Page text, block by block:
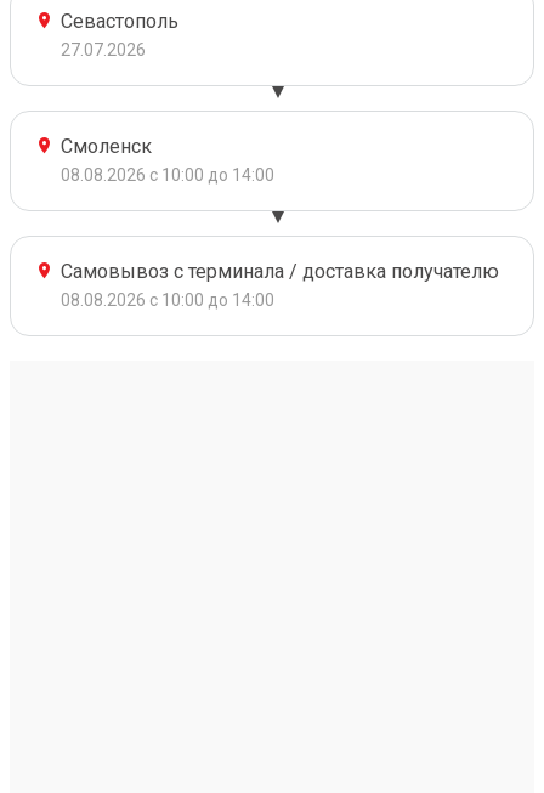
Севастополь
27.07.2026
Смоленск
08.08.2026 с 10:00 до 14:00
Самовывоз с терминала / доставка получателю
08.08.2026 с 10:00 до 14:00